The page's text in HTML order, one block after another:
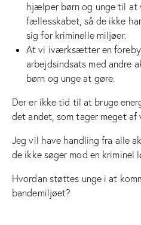
hjælper børn og unge til at
fællesskabet, så de ikke
sig for kriminelle miljøer.
At vi iværksætter en
arbejdsindsats med andre
børn og unge at gøre.
Der er ikke tid til at bruge
det andet, som tager meget af
Jeg vil have handling fra alle
de ikke søger mod en kriminel
Hvordan støttes unge i at
bandemiljøet?